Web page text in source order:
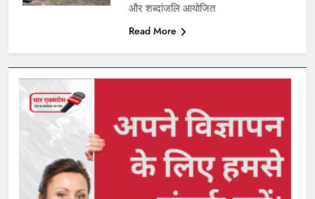
और शब्दांजलि आयोजित
Read More